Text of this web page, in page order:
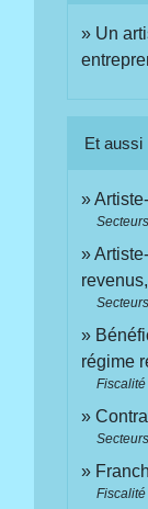
Un
Et aussi
régime
Fiscalité
Fiscalité